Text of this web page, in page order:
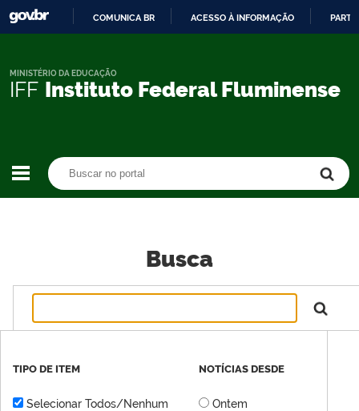
CONTEÚDO
COMUNICA BR ACESSO À INFORMAÇÃO
IFF Instituto Federal Fluminense
MINISTÉRIO DA EDUCAÇÃO
Busca
TIPO DE ITEM
Selecionar Todos/Nenhum
NOTÍCIAS DESDE
Ontem